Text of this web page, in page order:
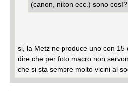
(canon, nikon ecc.) sono così?
si, la Metz ne produce uno con 15
dire che per foto macro non
che si sta sempre molto vicini al